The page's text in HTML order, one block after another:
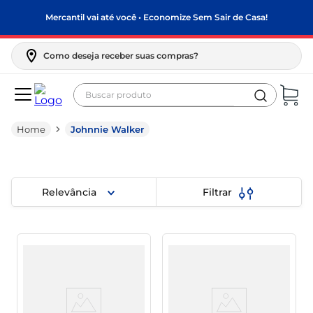
Mercantil vai até você • Economize Sem Sair de Casa!
Como deseja receber suas compras?
Buscar produto
Johnnie Walker
Relevância Filtrar
biscoito
papel higiênico
feijão